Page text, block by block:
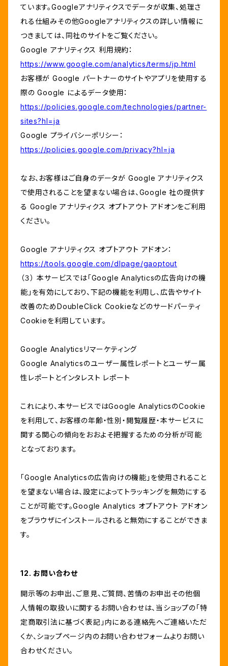
ています。Googleアナリティクスでデータが収集、処理さ
れる仕組みその他Googleアナリティクスの詳しい情報に
つきましては、同社のサイトをご覧ください。
Google アナリティクス 利用規約：
https://www.google.com/analytics/terms/jp.html
お客様が Google パートナーのサイトやアプリを使用する
際の Google によるデータ使用：
https://policies.google.com/technologies/partner-
sites?hl=ja
Google プライバシーポリシー：
https://policies.google.com/privacy?hl=ja
なお、お客様はご自身のデータが Google アナリティクス
で使用されることを望まない場合は、Google 社の提供す
る Google アナリティクス オプトアウト アドオンをご利用
ください。
Google アナリティクス オプトアウト アドオン：
https://tools.google.com/dlpage/gaoptout
（３） 本サービスでは「Google Analyticsの広告向けの機
能」を有効にしており、下記の機能を利用し、広告やサイト
改善のためDoubleClick Cookieなどのサードパーティ
Cookieを利用しています。
Google Analyticsリマーケティング
Google Analyticsのユーザー属性レポートとユーザー属
性レポートとインタレスト レポート
これにより、本サービスではGoogle AnalyticsのCookie
を利用して、お客様の年齢・性別・閲覧履歴・本サービスに
関する関心の傾向をおおよそ把握するための分析が可能
となっております。
「Google Analyticsの広告向けの機能」を使用されること
を望まない場合は、設定によってトラッキングを無効にする
ことが可能です。Google Analytics オプトアウト アドオン
をブラウザにインストールされると無効にすることができま
す。
12. お問い合わせ
開示等のお申出、ご意見、ご質問、苦情のお申出その他個
人情報の取扱いに関するお問い合わせは、当ショップの「特
定商取引法に基づく表記」内にある連絡先へご連絡いただ
くか、ショップページ内のお問い合わせフォームよりお問い
合わせください。